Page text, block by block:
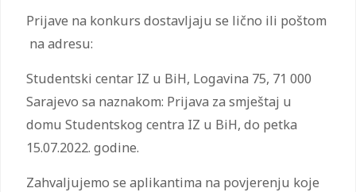
Prijave na konkurs dostavljaju se lično ili poštom
na adresu:
Studentski centar IZ u BiH, Logavina 75, 71 000
Sarajevo sa naznakom: Prijava za smještaj u
domu Studentskog centra IZ u BiH, do petka
15.07.2022. godine.
Zahvaljujemo se aplikantima na povjerenju koje